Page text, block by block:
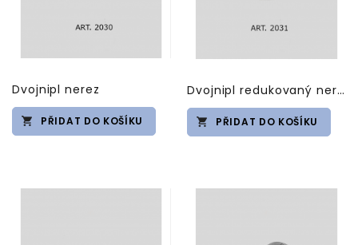
Dvojnipl nerez
PŘIDAT DO KOŠÍKU
Dvojnipl redukovaný nerez
PŘIDAT DO KOŠÍKU